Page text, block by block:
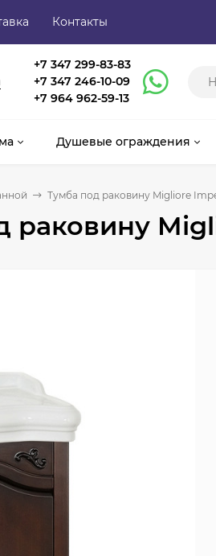
Контакты
+7 347 299-83-83
+7 347 246-10-09
+7 964 962-59-13
Душевые ограждения
Тумба под раковину Migliore
раковину